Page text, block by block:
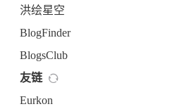
洪绘星空
BlogFinder
BlogsClub
友链
Eurkon